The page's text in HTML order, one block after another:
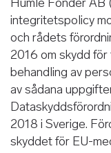
integritetspolicy
och rådets
2016 om skydd
behandling av
av sådana
2018 i Sverige.
skyddet för EU-